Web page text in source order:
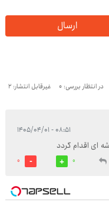
ارسال
در انتظار بررسی: 0 غیرقابل انتشار: 2
۰۸:۵۱ - ۱۴۰۵/۰۴/۰۱
ای اقدام گردد
0
0